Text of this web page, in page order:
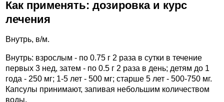
Как применять: дозировка и курс
лечения
Внутрь, в/м.
Внутрь: взрослым - по 0.75 г 2 раза в сутки в течение
первых 3 нед, затем - по 0.5 г 2 раза в день; детям до 1
года - 250 мг; 1-5 лет - 500 мг; старше 5 лет - 500-750 мг.
Капсулы принимают, запивая небольшим количеством
воды.